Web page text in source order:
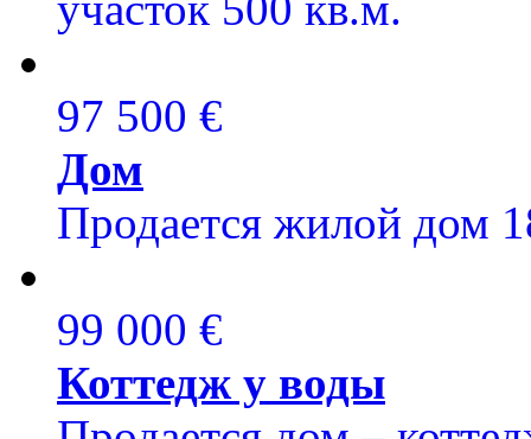
97 500 €
Дом
Продается жилой дом
99 000 €
Коттедж у воды